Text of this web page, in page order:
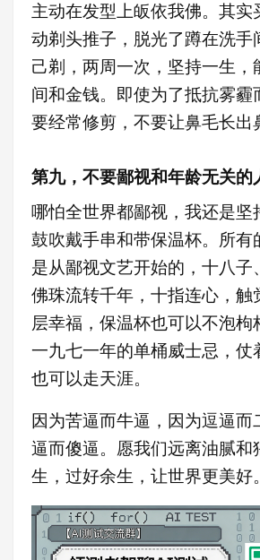
主动在发型上皈依我佛。其实
动剃头推子，脱光了蹲在洗手
己剃，两周一次，坚持一生，
间和金钱。即使为了抵抗雾霾
要经常修剪，不要让鼻毛长出
第九，不要鄙视和年龄无关的
哪怕全世界都鄙视，我还是坚
鼓吹戴手串和带保温杯。所有
是从鄙视文艺开始的，十八子
佛珠流转千年，十指连心，触
层幸福，保温杯也可以不泡枸
一九七一年的单桶威士忌，仗
也可以走天涯。
因为苦逼而牛逼，因为逗逼而
逼而傻逼。愿我们远离油腻和
生，过好余生，让世界更美好。